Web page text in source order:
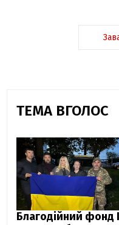
ТЕМА ВГОЛОС
Благодійний